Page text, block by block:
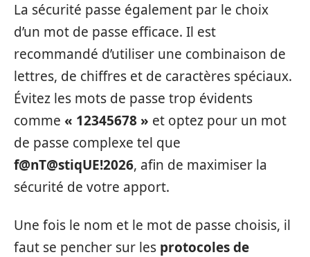
La sécurité passe également par le choix
d’un mot de passe efficace. Il est
recommandé d’utiliser une combinaison de
lettres, de chiffres et de caractères spéciaux.
Évitez les mots de passe trop évidents
comme « 12345678 » et optez pour un mot
de passe complexe tel que
f@nT@stiqUE!2026, afin de maximiser la
sécurité de votre apport.
Une fois le nom et le mot de passe choisis, il
faut se pencher sur les protocoles de